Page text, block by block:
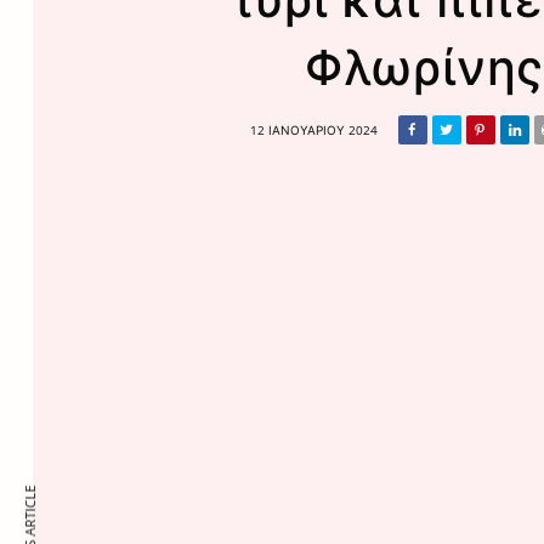
Φλωρίνης
12 ΙΑΝΟΥΑΡΊΟΥ 2024